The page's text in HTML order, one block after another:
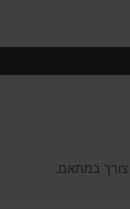
צורך במתאם.